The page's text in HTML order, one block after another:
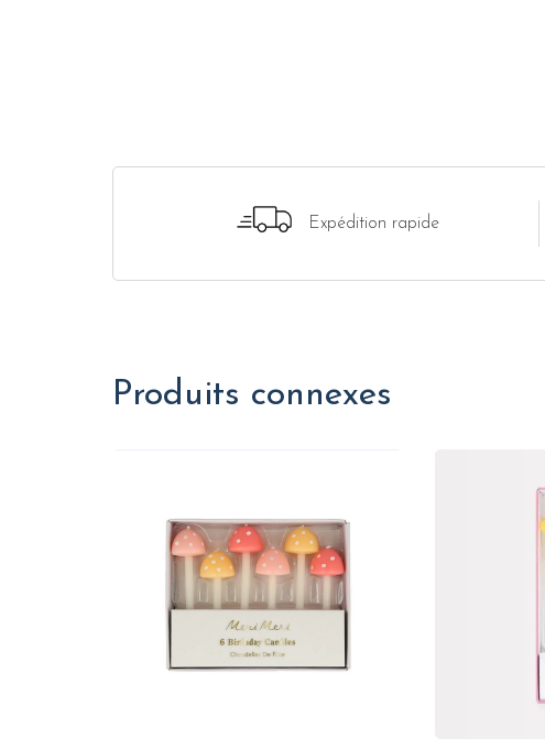
Expédition rapide
Produits connexes